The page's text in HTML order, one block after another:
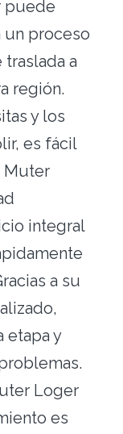
puede
un proceso
a
región.
y los
es fácil
Muter
integral
a su
etapa y
Loger
es